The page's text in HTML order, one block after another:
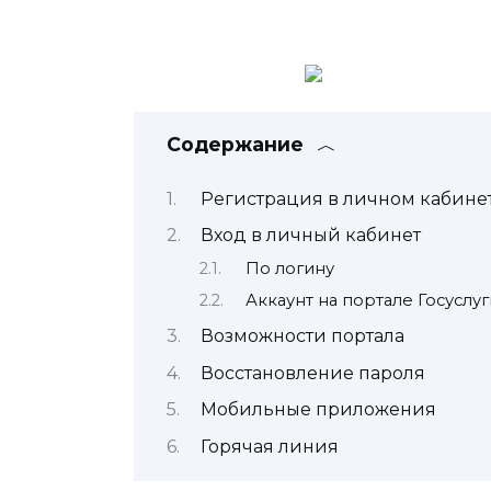
Содержание
Регистрация в личном
Вход в личный кабинет
По логину
Аккаунт на портале
Возможности портала
Восстановление пароля
Мобильные приложения
Горячая линия